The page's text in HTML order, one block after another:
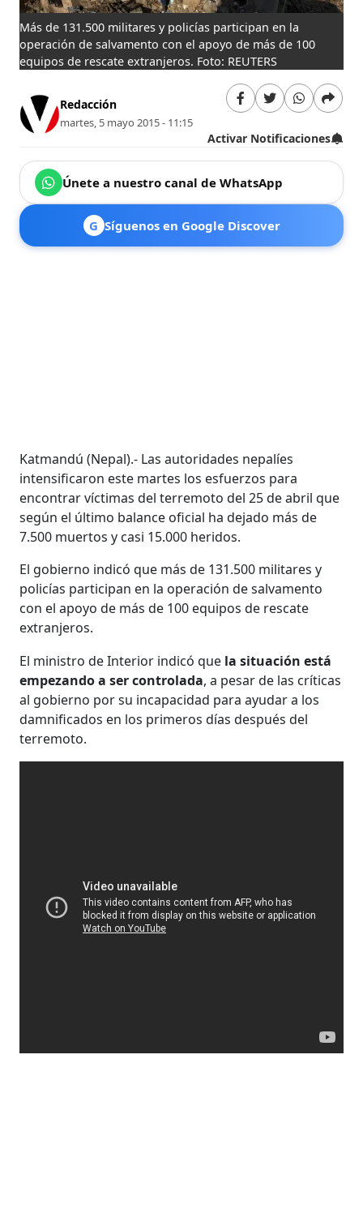
Más de 131.500 militares y policías participan en la
operación de salvamento con el apoyo de más de 100
equipos de rescate extranjeros. Foto: REUTERS
Redacción
martes, 5 mayo 2015 - 11:15
Activar Notificaciones
Únete a nuestro canal de WhatsApp
G Síguenos en Google Discover
Katmandú (Nepal).- Las autoridades nepalíes
intensificaron este martes los esfuerzos para
encontrar víctimas del terremoto del 25 de abril que
según el último balance oficial ha dejado más de
7.500 muertos y casi 15.000 heridos.
El gobierno indicó que más de 131.500 militares y
policías participan en la operación de salvamento
con el apoyo de más de 100 equipos de rescate
extranjeros.
El ministro de Interior indicó que la situación está
empezando a ser controlada, a pesar de las críticas
al gobierno por su incapacidad para ayudar a los
damnificados en los primeros días después del
terremoto.